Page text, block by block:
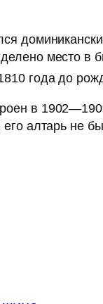
место в
года до
в
его алтарь не